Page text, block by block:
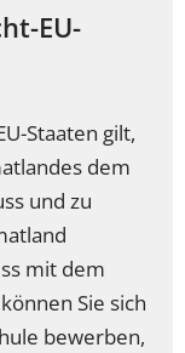
EU-
Staaten gilt,
dem
und zu
mit dem
Sie sich
bewerben,